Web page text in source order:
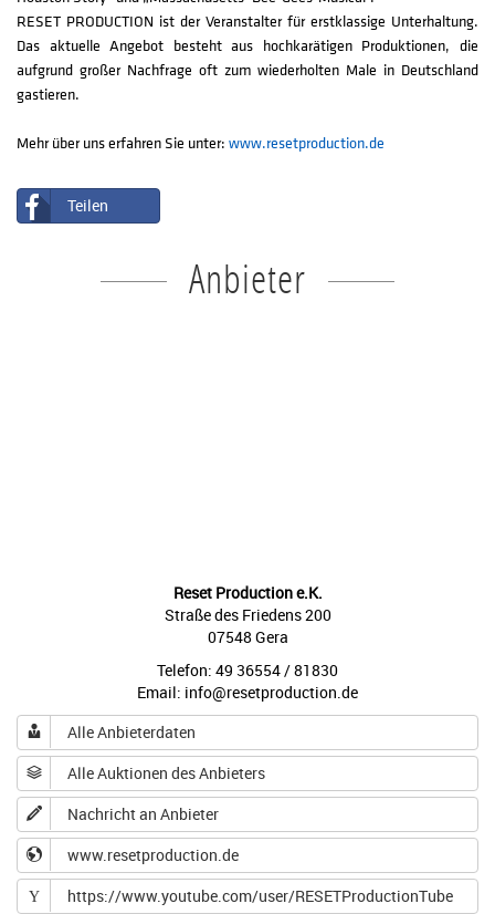
RESET PRODUCTION ist der Veranstalter für erstklassige Unterhaltung.
Das aktuelle Angebot besteht aus hochkarätigen Produktionen, die
aufgrund großer Nachfrage oft zum wiederholten Male in Deutschland
gastieren.
Mehr über uns erfahren Sie unter: www.resetproduction.de
Teilen
Anbieter
Reset Production e.K.
Straße des Friedens 200
07548 Gera
Telefon: 49 36554 / 81830
Email: info@resetproduction.de
Alle Anbieterdaten
Alle Auktionen des Anbieters
Nachricht an Anbieter
www.resetproduction.de
Y https://www.youtube.com/user/RESETProductionTube